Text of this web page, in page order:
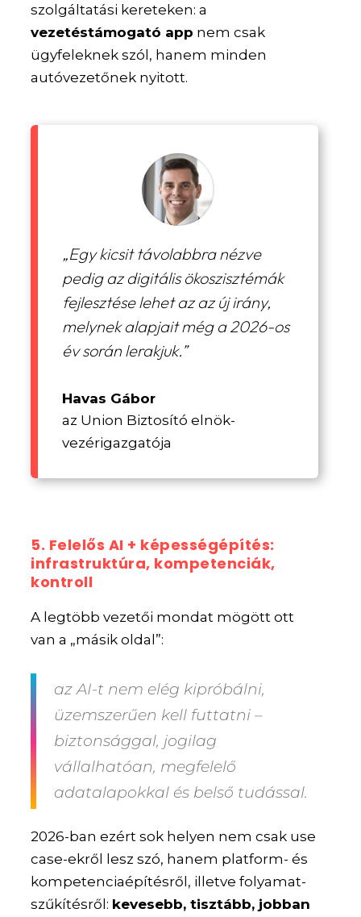
szolgáltatási kereteken: a
vezetéstámogató app nem csak
ügyfeleknek szól, hanem minden
autóvezetőnek nyitott.
„Egy kicsit távolabbra nézve
pedig az digitális ökoszisztémák
fejlesztése lehet az az új irány,
melynek alapjait még a 2026-os
év során lerakjuk.”
Havas Gábor
az Union Biztosító elnök-
vezérigazgatója
5. Felelős AI + képességépítés:
infrastruktúra, kompetenciák,
kontroll
A legtöbb vezetői mondat mögött ott
van a „másik oldal”:
az AI-t nem elég kipróbálni,
üzemszerűen kell futtatni –
biztonsággal, jogilag
vállalhatóan, megfelelő
adatalapokkal és belső tudással.
2026-ban ezért sok helyen nem csak use
case-ekről lesz szó, hanem platform- és
kompetenciaépítésről, illetve folyamat-
szűkítésről: kevesebb, tisztább, jobban